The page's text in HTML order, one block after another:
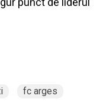
fc arges